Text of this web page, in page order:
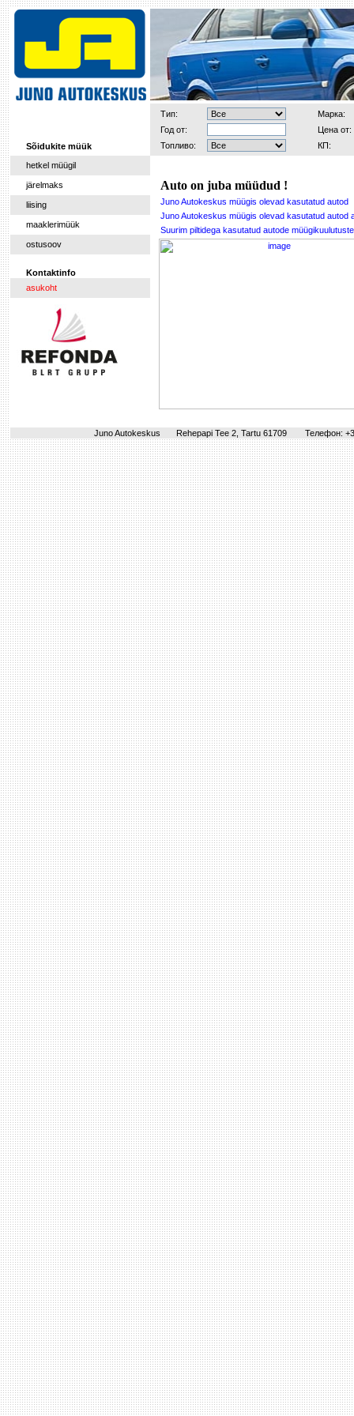
Sõidukite müük
Тип:
Марка:
Год от:
Цена от:
Топливо:
КП:
hetkel müügil
järelmaks
liising
maaklerimüük
ostusoov
Kontaktinfo
asukoht
Auto on juba müüdud !
Juno Autokeskus müügis olevad kasutatud autod
Juno Autokeskus müügis olevad kasutatud autod
Suurim piltidega kasutatud autode
Juno Autokeskus Rehepapi Tee 2, Tartu 61709 Телефон: